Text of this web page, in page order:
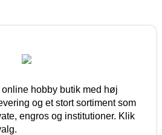
hobby butik med høj
og et stort sortiment som
engros og institutioner. Klik